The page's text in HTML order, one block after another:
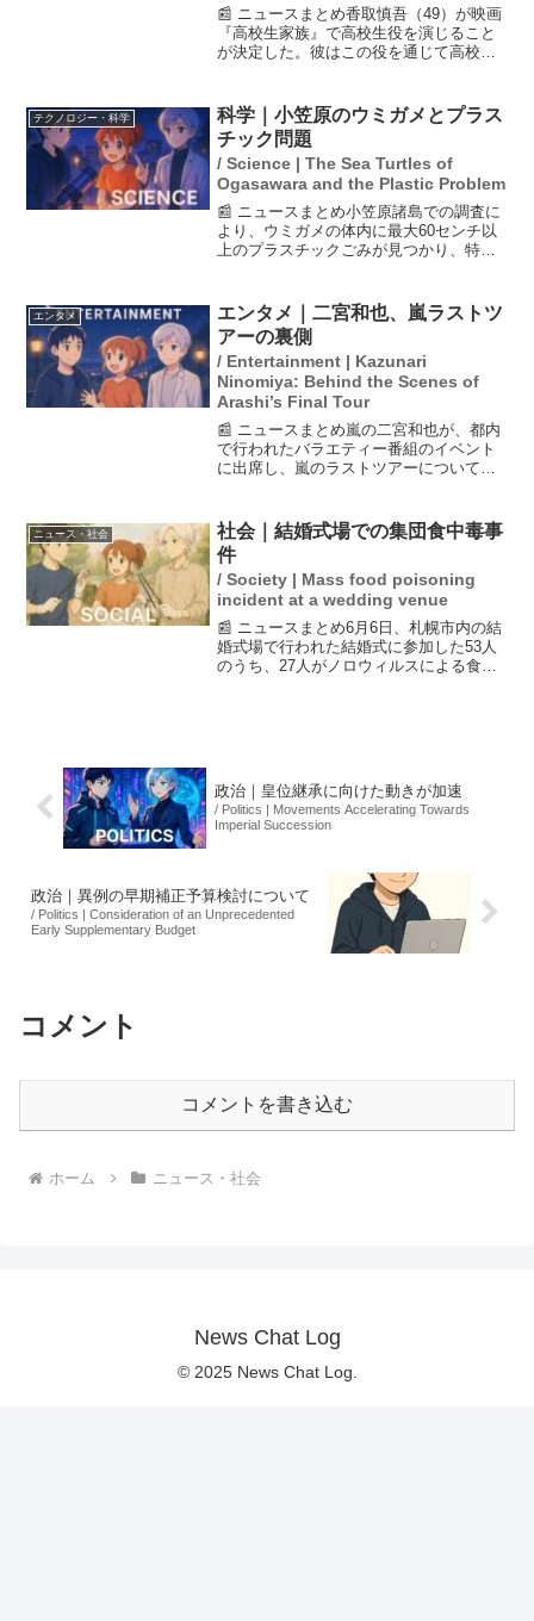
📰 ニュースまとめ香取慎吾（49）が映画
『高校生家族』で高校生役を演じること
が決定した。彼はこの役を通じて高校生
者には仲里依紗や齋藤潤、永尾柚乃が名
を連ねており、今秋以...
テクノロジー・科学
科学｜小笠原のウミガメとプラス
チック問題
/ Science | The Sea Turtles of
Ogasawara and the Plastic Problem
📰 ニュースまとめ小笠原諸島での調査に
より、ウミガメの体内に最大60センチ以
上のプラスチックごみが見つかり、特に
ック汚染を示唆しており、ウミガメの消
化管に損傷を与えるな...
エンタメ
エンタメ｜二宮和也、嵐ラストツ
アーの裏側
/ Entertainment | Kazunari
Ninomiya: Behind the Scenes of
Arashi’s Final Tour
📰 ニュースまとめ嵐の二宮和也が、都内
で行われたバラエティー番組のイベント
に出席し、嵐のラストツアーについて語
に大阪公演の最終日には、夜にメンバー
と食事をした後、朝早く...
ニュース・社会
社会｜結婚式場での集団食中毒事
件
/ Society | Mass food poisoning
incident at a wedding venue
📰 ニュースまとめ6月6日、札幌市内の結
婚式場で行われた結婚式に参加した53人
のうち、27人がノロウィルスによる食中
政治｜皇位継承に向けた動きが加速
/ Politics | Movements Accelerating Towards
Imperial Succession
政治｜異例の早期補正予算検討について
/ Politics | Consideration of an Unprecedented
Early Supplementary Budget
コメント
コメントを書き込む
ホーム ニュース・社会
News Chat Log
© 2025 News Chat Log.